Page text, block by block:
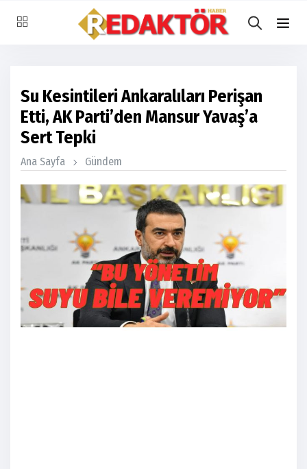
Su Kesintileri Ankaralıları Perişan
Etti, AK Parti’den Mansur Yavaş’a
Sert Tepki
Ana Sayfa Gündem